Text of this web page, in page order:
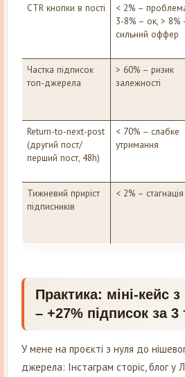
CTR кнопки в пості
< 2% –
3-8% – ок, > 8%
сильний оффер
Частка підписок
топ-джерела
> 60% – ризик
залежності
Return-to-next-post
(другий пост/
перший пост, 48h)
< 70% – слабке
утримання
Тижневий приріст
підписників
< 2% – стагнація
Практика: міні-кейс
– +27% підписок за 3
У мене на проєкті з нуля до
джерела: Інстаграм сторіс, блог у